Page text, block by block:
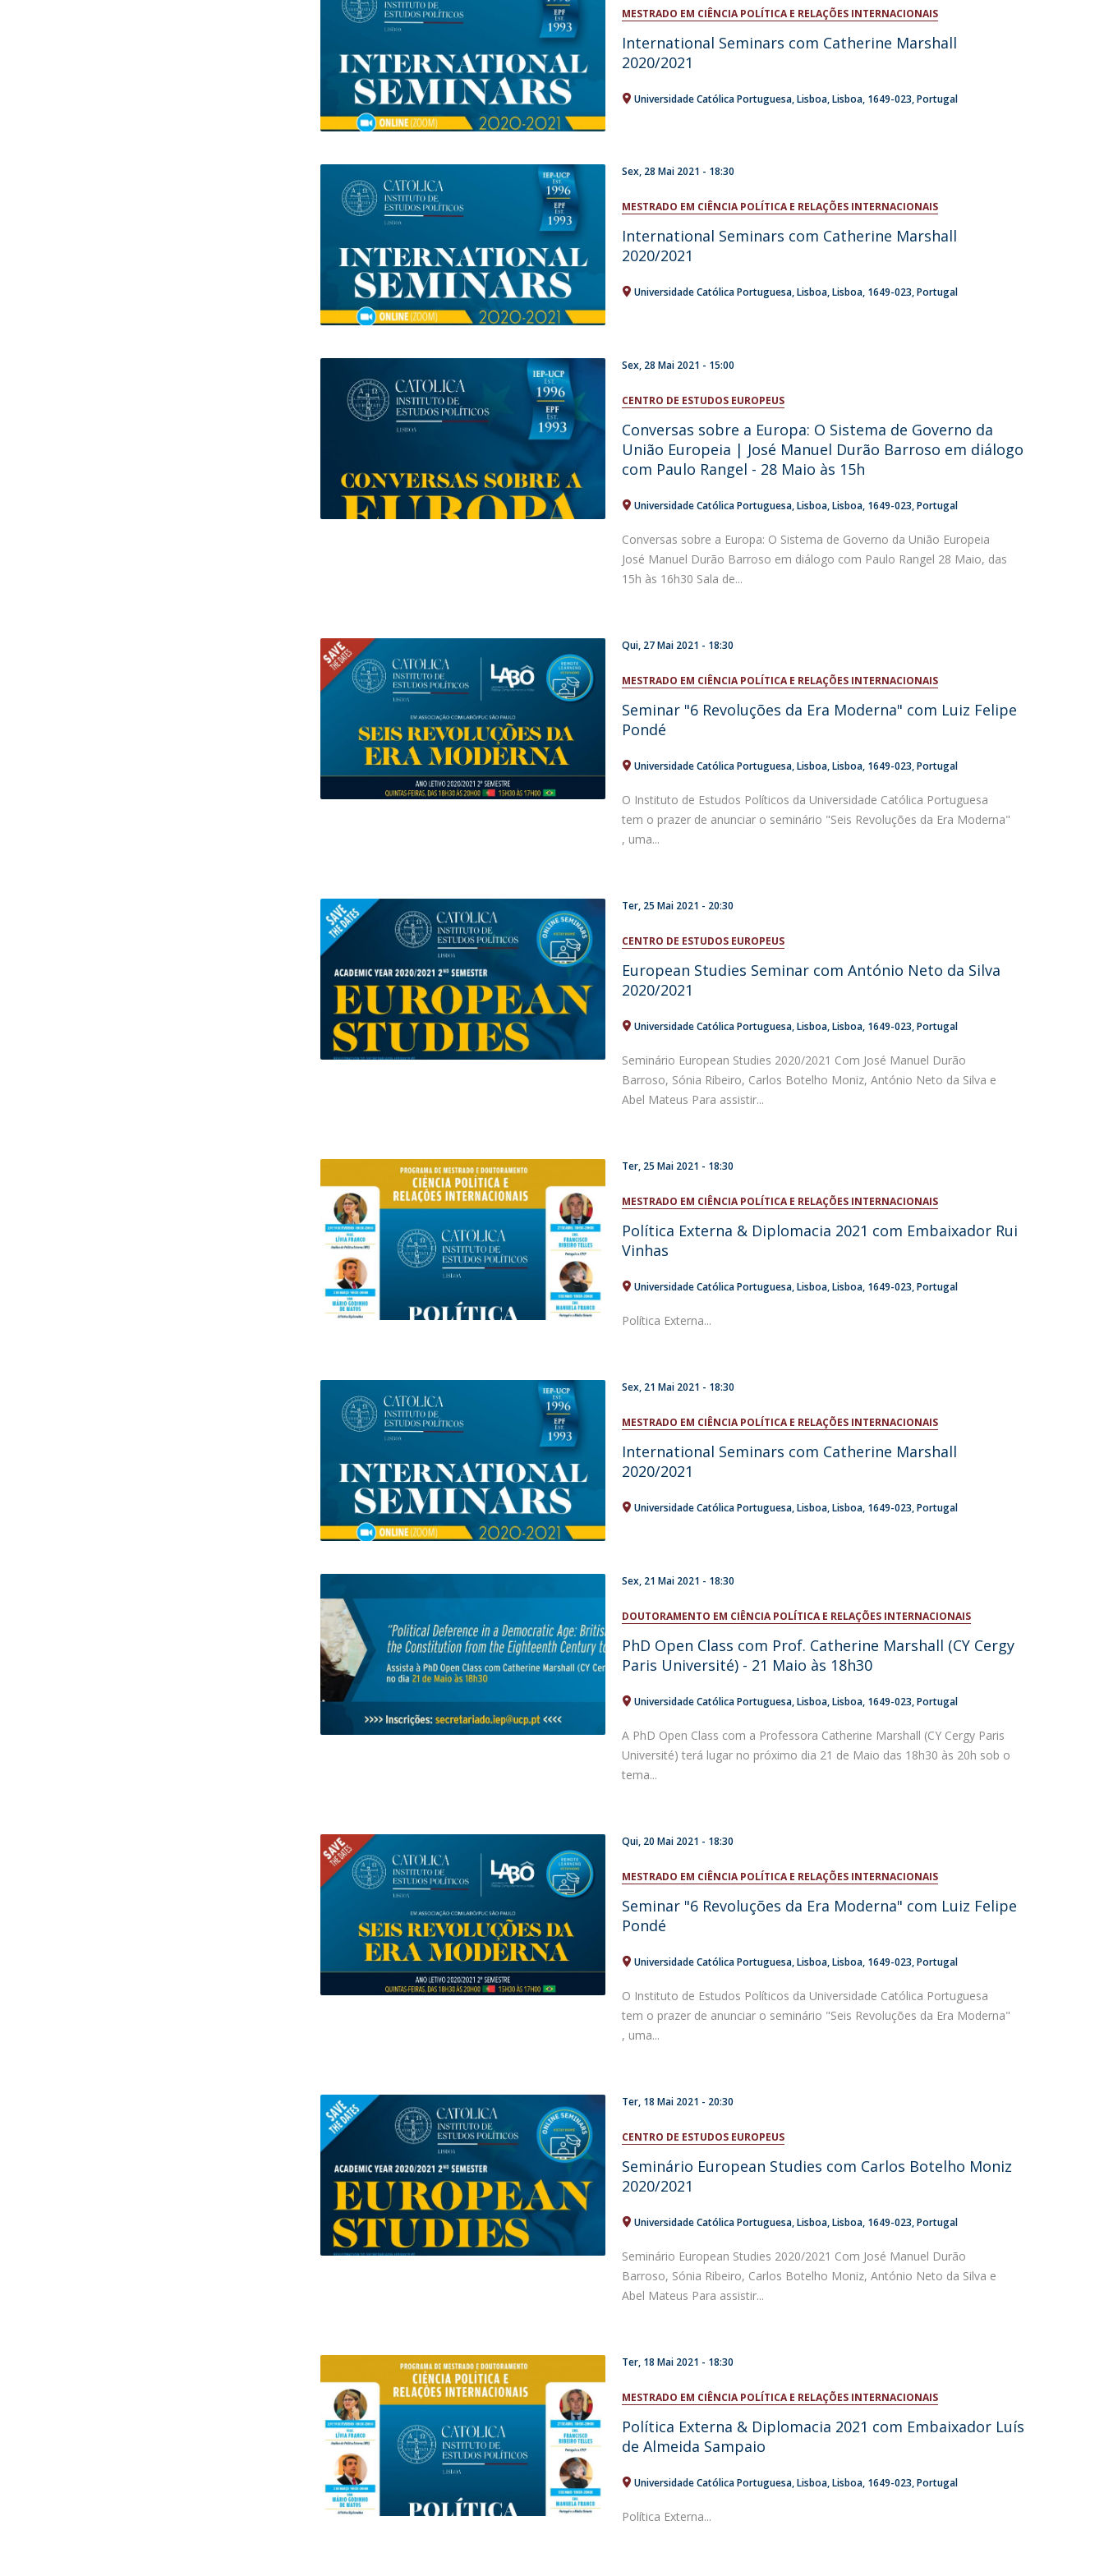
Palestra Anual Alexis de Tocqueville
Seminários Internacionais
Palestra Anual Winston Churchill
IEP Alumni Club
Career Day
Iniciativas Nacionais da Católica
MESTRADO EM CIÊNCIA POLÍTICA E RELAÇÕES INTERNACIONAIS
International Seminars com Catherine Marshall
2020/2021
Universidade Católica Portuguesa Lisboa Lisboa 1649-023 Portugal
Sex, 28 Mai 2021 - 18:30
MESTRADO EM CIÊNCIA POLÍTICA E RELAÇÕES INTERNACIONAIS
International Seminars com Catherine Marshall
2020/2021
Universidade Católica Portuguesa Lisboa Lisboa 1649-023 Portugal
Sex, 28 Mai 2021 - 15:00
CENTRO DE ESTUDOS EUROPEUS
Conversas sobre a Europa: O Sistema de Governo da
União Europeia | José Manuel Durão Barroso em diálogo
com Paulo Rangel - 28 Maio às 15h
Universidade Católica Portuguesa Lisboa Lisboa 1649-023 Portugal
Conversas sobre a Europa: O Sistema de Governo da União Europeia
José Manuel Durão Barroso em diálogo com Paulo Rangel 28 Maio, das
15h às 16h30 Sala de...
Qui, 27 Mai 2021 - 18:30
MESTRADO EM CIÊNCIA POLÍTICA E RELAÇÕES INTERNACIONAIS
Seminar "6 Revoluções da Era Moderna" com Luiz Felipe
Pondé
Universidade Católica Portuguesa Lisboa Lisboa 1649-023 Portugal
O Instituto de Estudos Políticos da Universidade Católica Portuguesa
tem o prazer de anunciar o seminário "Seis Revoluções da Era Moderna"
, uma...
Ter, 25 Mai 2021 - 20:30
CENTRO DE ESTUDOS EUROPEUS
European Studies Seminar com António Neto da Silva
2020/2021
Universidade Católica Portuguesa Lisboa Lisboa 1649-023 Portugal
Seminário European Studies 2020/2021 Com José Manuel Durão
Barroso, Sónia Ribeiro, Carlos Botelho Moniz, António Neto da Silva e
Abel Mateus Para assistir...
Ter, 25 Mai 2021 - 18:30
MESTRADO EM CIÊNCIA POLÍTICA E RELAÇÕES INTERNACIONAIS
Política Externa & Diplomacia 2021 com Embaixador Rui
Vinhas
Universidade Católica Portuguesa Lisboa Lisboa 1649-023 Portugal
Política Externa...
Sex, 21 Mai 2021 - 18:30
MESTRADO EM CIÊNCIA POLÍTICA E RELAÇÕES INTERNACIONAIS
International Seminars com Catherine Marshall
2020/2021
Universidade Católica Portuguesa Lisboa Lisboa 1649-023 Portugal
Sex, 21 Mai 2021 - 18:30
DOUTORAMENTO EM CIÊNCIA POLÍTICA E RELAÇÕES INTERNACIONAIS
PhD Open Class com Prof. Catherine Marshall (CY Cergy
Paris Université) - 21 Maio às 18h30
Universidade Católica Portuguesa Lisboa Lisboa 1649-023 Portugal
A PhD Open Class com a Professora Catherine Marshall (CY Cergy Paris
Université) terá lugar no próximo dia 21 de Maio das 18h30 às 20h sob o
tema...
Qui, 20 Mai 2021 - 18:30
MESTRADO EM CIÊNCIA POLÍTICA E RELAÇÕES INTERNACIONAIS
Seminar "6 Revoluções da Era Moderna" com Luiz Felipe
Pondé
Universidade Católica Portuguesa Lisboa Lisboa 1649-023 Portugal
O Instituto de Estudos Políticos da Universidade Católica Portuguesa
tem o prazer de anunciar o seminário "Seis Revoluções da Era Moderna"
, uma...
Ter, 18 Mai 2021 - 20:30
CENTRO DE ESTUDOS EUROPEUS
Seminário European Studies com Carlos Botelho Moniz
2020/2021
Universidade Católica Portuguesa Lisboa Lisboa 1649-023 Portugal
Seminário European Studies 2020/2021 Com José Manuel Durão
Barroso, Sónia Ribeiro, Carlos Botelho Moniz, António Neto da Silva e
Abel Mateus Para assistir...
Ter, 18 Mai 2021 - 18:30
MESTRADO EM CIÊNCIA POLÍTICA E RELAÇÕES INTERNACIONAIS
Política Externa & Diplomacia 2021 com Embaixador Luís
de Almeida Sampaio
Universidade Católica Portuguesa Lisboa Lisboa 1649-023 Portugal
Política Externa...